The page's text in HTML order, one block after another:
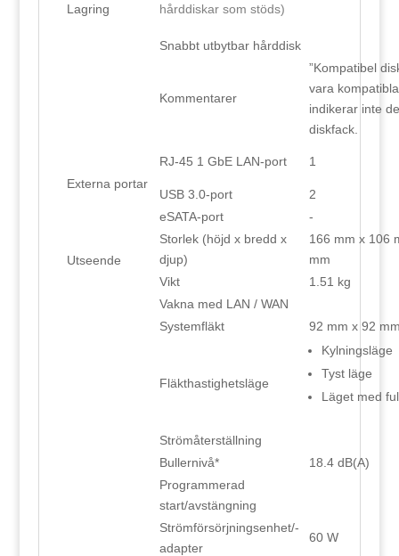
Lagring hårddiskar som stöds)
Snabbt utbytbar hårddisk
Kommentarer
”Kompatibel
vara
indikerar inte
diskfack.
Externa portar
RJ-45 1 GbE LAN-port 1
USB 3.0-port
2
eSATA-port
-
Utseende
Storlek (höjd x bredd x
djup)
166 mm x 106
mm
Vikt
1.51 kg
Vakna med LAN / WAN
Systemfläkt
92 mm x 92
Fläkthastighetsläge
Kylningsläge
Tyst läge
Läget med
Strömåterställning
Bullernivå*
18.4 dB(A)
Programmerad
start/avstängning
Strömförsörjningsenhet/-
adapter
60 W